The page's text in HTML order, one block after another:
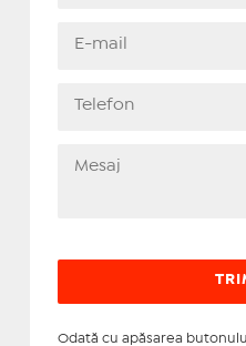
Odată cu apăsarea